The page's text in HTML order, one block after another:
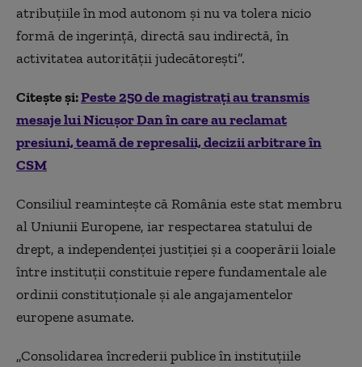
atribuțiile în mod autonom și nu va tolera nicio
formă de ingerință, directă sau indirectă, în
activitatea autorității judecătorești”.
Citește și:Peste 250 de magistrați au transmis
mesaje lui Nicușor Dan în care au reclamat
presiuni, teamă de represalii, decizii arbitrare în
CSM
Consiliul reamintește că România este stat membru
al Uniunii Europene, iar respectarea statului de
drept, a independenței justiției și a cooperării loiale
între instituții constituie repere fundamentale ale
ordinii constituționale și ale angajamentelor
europene asumate.
„Consolidarea încrederii publice în instituțiile